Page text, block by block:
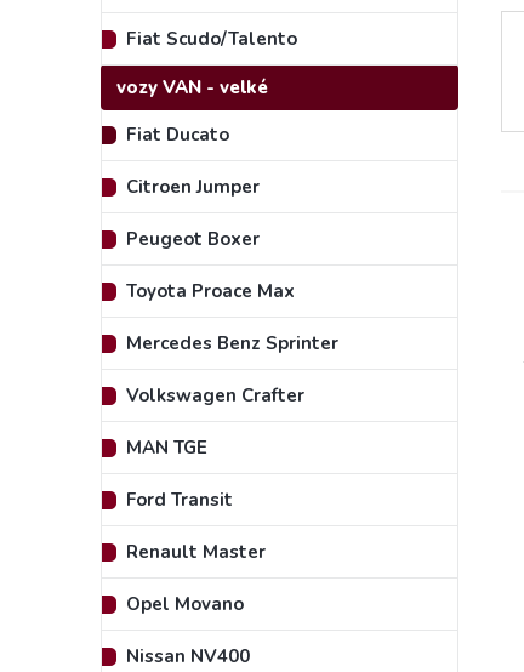
Fiat Scudo/Talento
vozy VAN - velké
Fiat Ducato
Citroen Jumper
Peugeot Boxer
Toyota Proace Max
Mercedes Benz Sprinter
Volkswagen Crafter
MAN TGE
Ford Transit
Renault Master
Opel Movano
Nissan NV400